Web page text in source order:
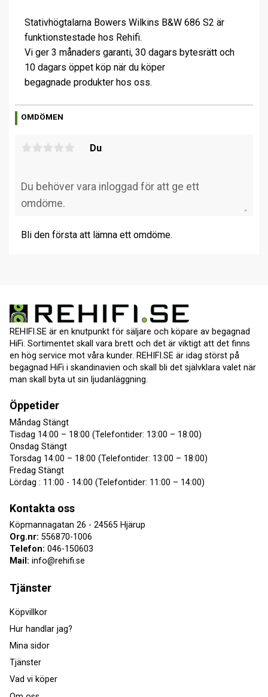
Stativhögtalarna Bowers Wilkins B&W 686 S2 är
funktionstestade hos Rehifi.
Vi ger 3 månaders garanti, 30 dagars bytesrätt och
10 dagars öppet köp när du köper
begagnade produkter hos oss.
OMDÖMEN
Du
Bli den första att lämna ett omdöme.
REHIFI.SE är en knutpunkt för säljare och köpare av begagnad
HiFi. Sortimentet skall vara brett och det är viktigt att det finns
en hög service mot våra kunder. REHIFI.SE är idag störst på
begagnad HiFi i skandinavien och skall bli det självklara valet när
man skall byta ut sin ljudanläggning.
Öppetider
Måndag Stängt
Tisdag 14:00 – 18:00 (Telefontider: 13:00 – 18:00)
Onsdag Stängt
Torsdag 14:00 – 18:00 (Telefontider: 13:00 – 18:00)
Fredag Stängt
Lördag : 11:00 - 14:00 (Telefontider: 11:00 – 14:00)
Kontakta oss
Köpmannagatan 26 - 24565 Hjärup
Org.nr: 556870-1006
Telefon: 046-150603
Mail: info@rehifi.se
Tjänster
Köpvillkor
Hur handlar jag?
Mina sidor
Tjänster
Vad vi köper